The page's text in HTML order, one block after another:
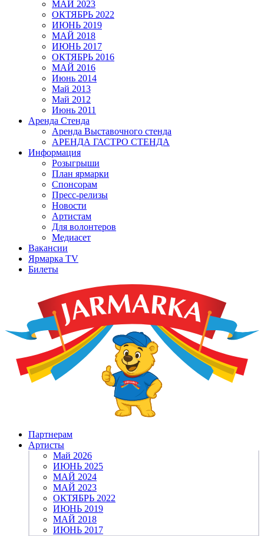
МАЙ 2023
ОКТЯБРЬ 2022
ИЮНЬ 2019
МАЙ 2018
ИЮНЬ 2017
ОКТЯБРЬ 2016
МАЙ 2016
Июнь 2014
Май 2013
Май 2012
Июнь 2011
Аренда Стенда
Аренда Выставочного стенда
АРЕНДА ГАСТРО СТЕНДА
Информация
Розыгрыши
План ярмарки
Спонсорам
Пресс-релизы
Новости
Артистам
Для волонтеров
Медиасет
Вакансии
Ярмарка TV
Билеты
Партнерам
Артисты
Май 2026
ИЮНЬ 2025
МАЙ 2024
МАЙ 2023
ОКТЯБРЬ 2022
ИЮНЬ 2019
МАЙ 2018
ИЮНЬ 2017